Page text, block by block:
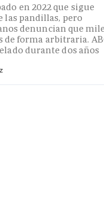
en 2022 que sigue
las pandillas, pero
denuncian que
de forma arbitraria.
durante dos años